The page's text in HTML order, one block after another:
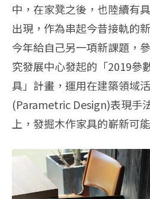
中，在家凳之後，也陸續有
出現，作為串起今昔接軌的
今年給自己另一項新課題，
究發展中心發起的「2019參
具」計畫，運用在建築領域
(Parametric Design)表現手
上，發掘木作家具的嶄新可